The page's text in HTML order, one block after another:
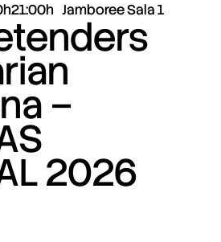
21:00h Jamboree Sala 1
–
2026